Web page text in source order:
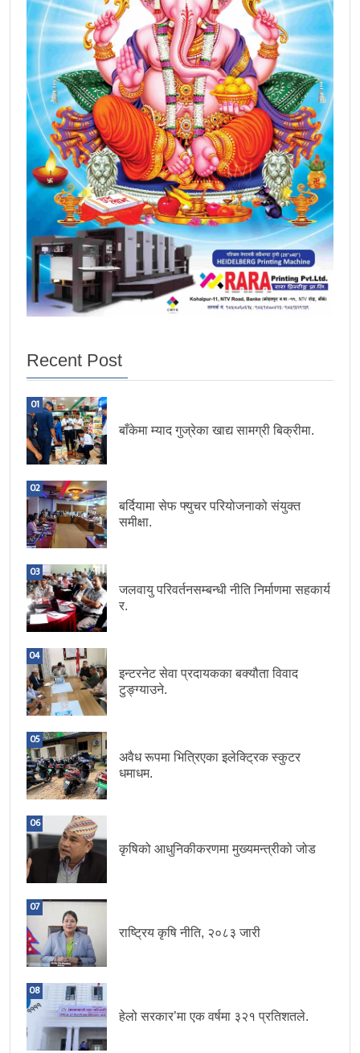
Recent Post
01
बाँकेमा म्याद गुज्रेका खाद्य सामग्री बिक्रीमा.
02
बर्दियामा सेफ फ्युचर परियोजनाको संयुक्त
समीक्षा.
03
जलवायु परिवर्तनसम्बन्धी नीति निर्माणमा सहकार्य
र.
04
इन्टरनेट सेवा प्रदायकका बक्यौता विवाद
टुङ्ग्याउने.
05
अवैध रूपमा भित्रिएका इलेक्ट्रिक स्कुटर
धमाधम.
06
कृषिको आधुनिकीकरणमा मुख्यमन्त्रीको जोड
07
राष्ट्रिय कृषि नीति, २०८३ जारी
08
हेलो सरकार’मा एक वर्षमा ३२१ प्रतिशतले.